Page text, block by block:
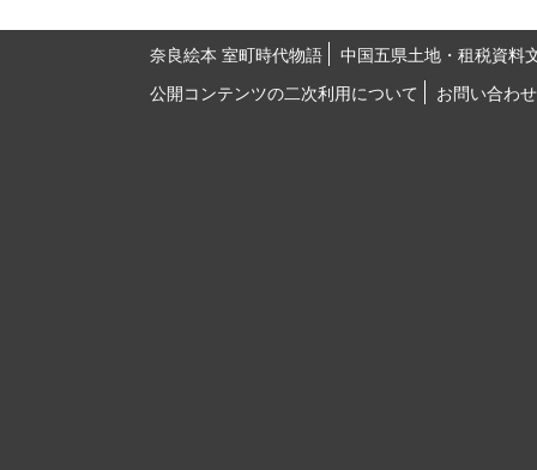
奈良絵本 室町時代物語
中国五県土地・租税資料
公開コンテンツの二次利用について
お問い合わせ